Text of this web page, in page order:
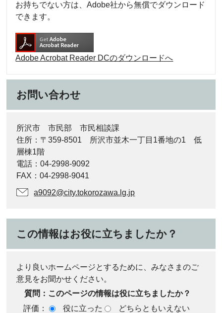
お持ちでない方は、Adobe社から無償でダウンロード
できます。
Adobe Acrobat Reader DCのダウンロードへ
お問い合わせ
所沢市 市民部 市民相談課
住所：〒359-8501 所沢市並木一丁目1番地の1 低
層棟1階
電話：04-2998-9092
FAX：04-2998-9041
a9092@city.tokorozawa.lg.jp
この情報はお役に立ちましたか？
より良いホームページとするために、みなさまのご
意見をお聞かせください。
質問：このページの情報は役に立ちましたか？
評価：
役に立った
どちらともいえない